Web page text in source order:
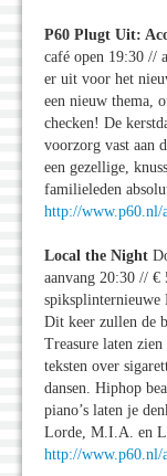
P60 Plugt Uit:
café open 19:30 //
er uit voor het
een nieuw thema,
checken! De
voorzorg vast aan
een gezellige,
familieleden
http://www.p60.nl/
Local the Night
aanvang 20:30 // €
spiksplinternieuwe
Dit keer zullen de
Treasure laten
teksten over
dansen. Hiphop
piano’s laten je
Lorde, M.I.A. en
http://www.p60.nl/